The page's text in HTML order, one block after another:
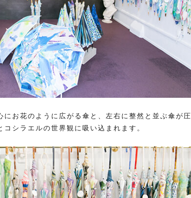
お花のように広がる傘と、左右に整然と並ぶ傘が圧
シラエルの世界観に吸い込まれます。